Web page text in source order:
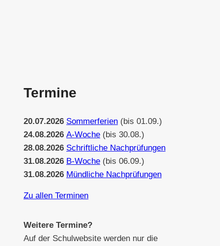
Termine
20.07.2026 Sommerferien (bis 01.09.)
24.08.2026 A-Woche (bis 30.08.)
28.08.2026 Schriftliche Nachprüfungen
31.08.2026 B-Woche (bis 06.09.)
31.08.2026 Mündliche Nachprüfungen
Zu allen Terminen
Weitere Termine?
Auf der Schulwebsite werden nur die